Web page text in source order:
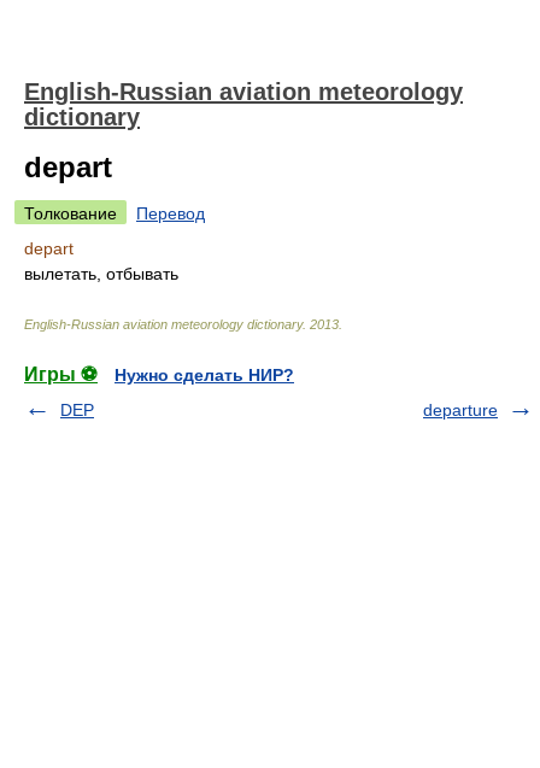
English-Russian aviation meteorology
dictionary
depart
Толкование
Перевод
depart
вылетать, отбывать
English-Russian aviation meteorology dictionary. 2013
Игры ⚽
Нужно сделать НИР?
DEP
departure